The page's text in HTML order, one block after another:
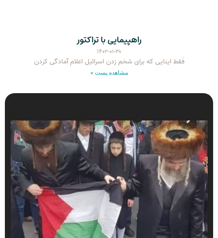
راهپیمایی با تراکتور
۱۴۰۲-۰۱-۳۰
فقط اینایی که برای شخم زدن اسرائیل اعلام آمادگی کردن
مشاهده پست »